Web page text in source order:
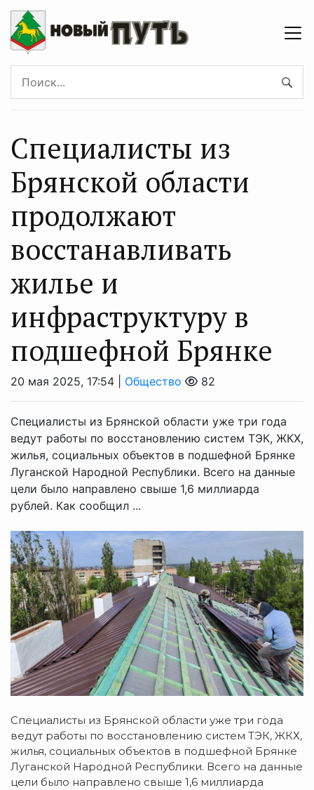
Специалисты из
Брянской области
продолжают
восстанавливать
жилье и
инфраструктуру в
подшефной Брянке
20 мая 2025, 17:54 | Общество 82
Специалисты из Брянской области уже три года
ведут работы по восстановлению систем ТЭК, ЖКХ,
жилья, социальных объектов в подшефной Брянке
Луганской Народной Республики. Всего на данные
цели было направлено свыше 1,6 миллиарда
рублей. Как сообщил ...
Специалисты из Брянской области уже три года
ведут работы по восстановлению систем ТЭК, ЖКХ,
жилья, социальных объектов в подшефной Брянке
Луганской Народной Республики. Всего на данные
цели было направлено свыше 1,6 миллиарда